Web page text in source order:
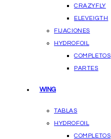
CRAZYFLY
ELEVEIGTH
FIJACIONES
HYDROFOIL
COMPLETOS
PARTES
WING
TABLAS
HYDROFOIL
COMPLETOS